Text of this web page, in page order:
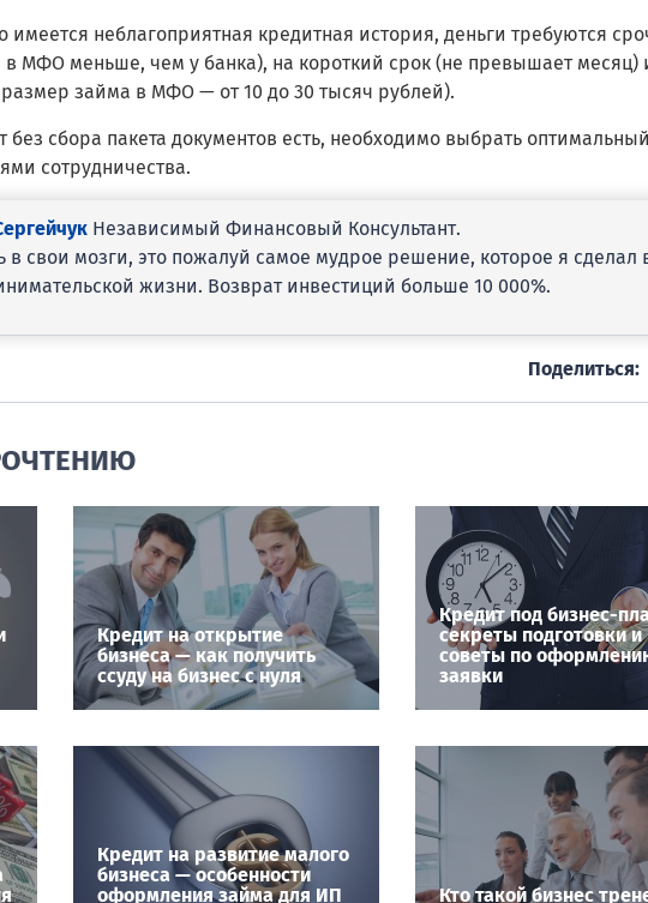
имеется неблагоприятная кредитная история, деньги требуются
МФО меньше, чем у банка), на короткий срок (не превышает месяц)
займа в МФО — от 10 до 30 тысяч рублей).
без сбора пакета документов есть, необходимо выбрать
сотрудничества.
Независимый Финансовый Консультант.
в свои мозги, это пожалуй самое мудрое решение, которое я сделал
жизни. Возврат инвестиций больше 10 000%.
Поделиться:
Кредит на открытие
бизнеса — как получить
ссуду на бизнес с нуля
Кредит под бизнес-
секреты подготовки и
советы по
заявки
Кредит на развитие малого
бизнеса — особенности
оформления займа для ИП
Кто такой бизнес